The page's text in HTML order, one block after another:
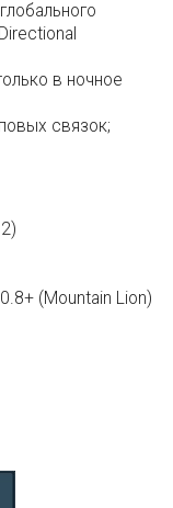
в ночное
связок;
(Mountain Lion)